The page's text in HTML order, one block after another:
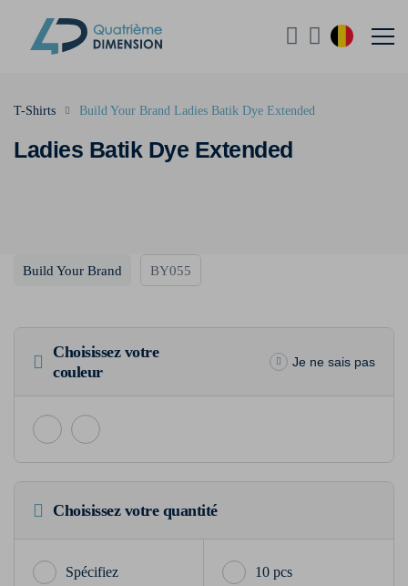
Ladies Batik Dye Extended
T-Shirts Build Your Brand Ladies Batik Dye Extended
Build Your Brand BY055
Choisissez votre
couleur
Je ne sais pas
Choisissez votre quantité
10 pcs